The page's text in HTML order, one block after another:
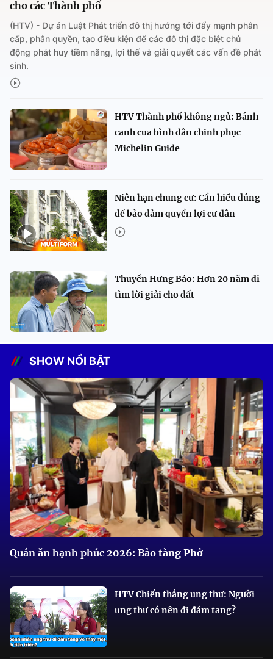
cho các Thành phố
(HTV) - Dự án Luật Phát triển đô thị hướng tới đẩy mạnh phân
cấp, phân quyền, tạo điều kiện để các đô thị đặc biệt chủ
động phát huy tiềm năng, lợi thế và giải quyết các vấn đề phát
sinh.
HTV Thành phố không ngủ: Bánh
canh cua bình dân chinh phục
Michelin Guide
Niên hạn chung cư: Cần hiểu đúng
để bảo đảm quyền lợi cư dân
Thuyền Hưng Bảo: Hơn 20 năm đi
tìm lời giải cho đất
SHOW NỔI BẬT
Quán ăn hạnh phúc 2026: Bảo tàng Phở
HTV Chiến thắng ung thư: Người
ung thư có nên đi đám tang?